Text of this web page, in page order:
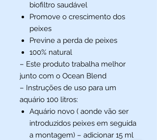
biofiltro saudável
Promove o crescimento dos
peixes
Previne a perda de peixes
100% natural
– Este produto trabalha melhor
junto com o Ocean Blend
– Instruções de uso para um
aquário 100 litros:
Aquário novo ( aonde vão ser
introduzidos peixes em seguida
a montagem) – adicionar 15 ml